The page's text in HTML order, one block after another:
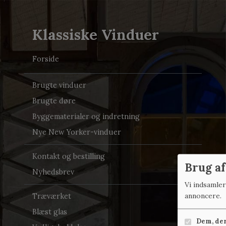
Klassiske Vinduer
Forside
Brugte vinduer
Brugte døre
Byggematerialer og indretning
Nye New Yorker-vinduer
Kontakt og bestilling
Nyhedsbrev
Træværket
Blæst glas
Brug
Vi
annoncere.
Dem,